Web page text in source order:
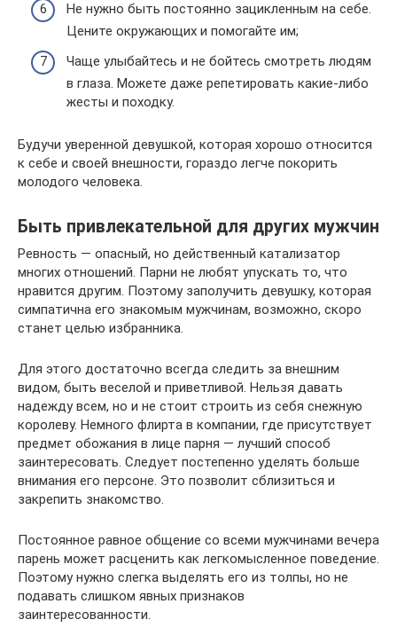
Не нужно быть постоянно зацикленным на себе.
Цените окружающих и помогайте им;
Чаще улыбайтесь и не бойтесь смотреть людям
в глаза. Можете даже репетировать какие-либо
жесты и походку.
Будучи уверенной девушкой, которая хорошо относится
к себе и своей внешности, гораздо легче покорить
молодого человека.
Быть привлекательной для других мужчин
Ревность — опасный, но действенный катализатор
многих отношений. Парни не любят упускать то, что
нравится другим. Поэтому заполучить девушку, которая
симпатична его знакомым мужчинам, возможно, скоро
станет целью избранника.
Для этого достаточно всегда следить за внешним
видом, быть веселой и приветливой. Нельзя давать
надежду всем, но и не стоит строить из себя снежную
королеву. Немного флирта в компании, где присутствует
предмет обожания в лице парня — лучший способ
заинтересовать. Следует постепенно уделять больше
внимания его персоне. Это позволит сблизиться и
закрепить знакомство.
Постоянное равное общение со всеми мужчинами вечера
парень может расценить как легкомысленное поведение.
Поэтому нужно слегка выделять его из толпы, но не
подавать слишком явных признаков
заинтересованности.